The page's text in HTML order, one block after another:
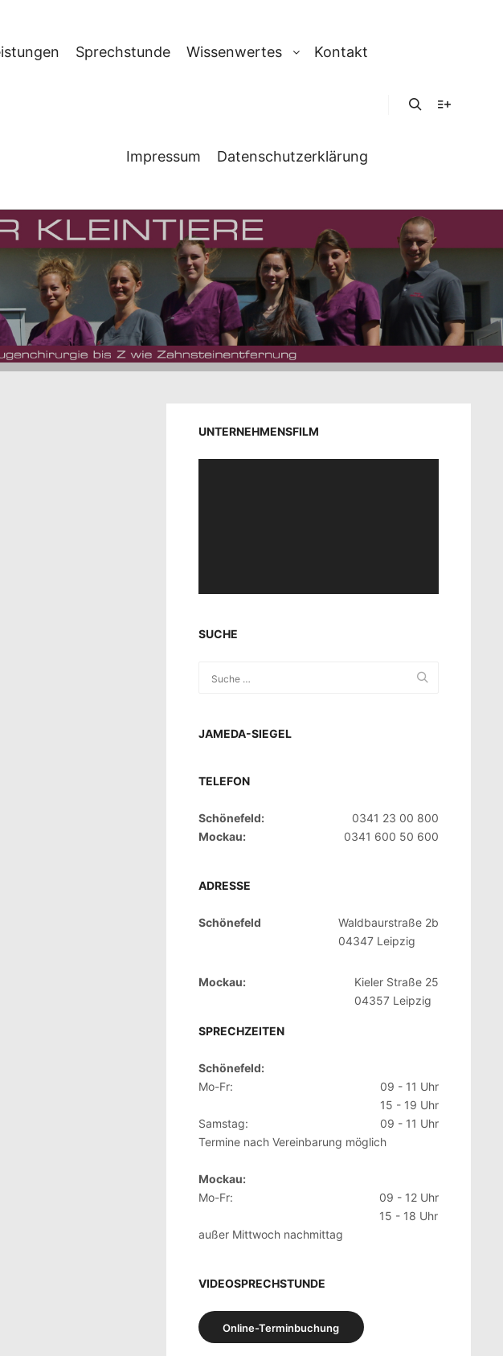
Sprechstunde Wissenwertes Kontakt
Impressum Datenschutzerklärung
SCHLANGE
UNTERNEHMENSFILM
SUCHE
JAMEDA-SIEGEL
TELEFON
Schönefeld:
0341 23 00 800
Mockau:
0341 600 50 600
ADRESSE
Schönefeld
Waldbaurstraße 2b
04347 Leipzig
Mockau:
Kieler Straße 25
04357 Leipzig
SPRECHZEITEN
Schönefeld:
Mo-Fr:
09 - 11 Uhr
15 - 19 Uhr
Samstag:
09 - 11 Uhr
Termine nach Vereinbarung möglich
Mockau:
Mo-Fr:
09 - 12 Uhr
15 - 18 Uhr
außer Mittwoch nachmittag
VIDEOSPRECHSTUNDE
Online-Terminbuchung